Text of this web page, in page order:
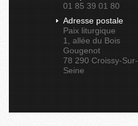
01 85 39 01 80
Adresse postale
Paix liturgique
1, allée du Bois
Gougenot
78 290 Croissy-Sur-
Seine